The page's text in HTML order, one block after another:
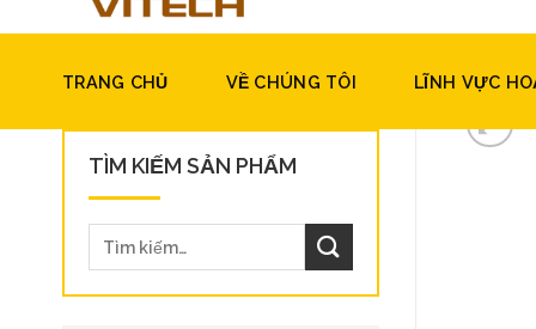
TRANG CHỦ VỀ CHÚNG TÔI LĨNH VỰC
TÌM KIẾM SẢN PHẨM